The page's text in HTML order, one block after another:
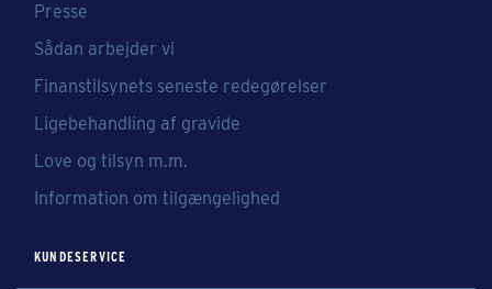
Presse
Sådan arbejder vi
Finanstilsynets seneste redegørelser
Ligebehandling af gravide
Love og tilsyn m.m.
Information om tilgængelighed
KUNDESERVICE